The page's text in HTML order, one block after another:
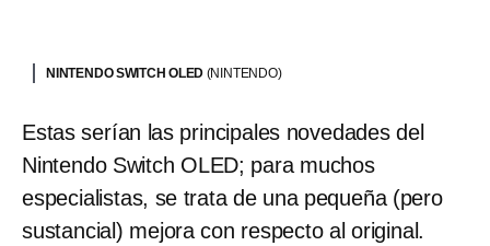
NINTENDO SWITCH OLED (NINTENDO)
Estas serían las principales novedades del
Nintendo Switch OLED; para muchos
especialistas, se trata de una pequeña (pero
sustancial) mejora con respecto al original.